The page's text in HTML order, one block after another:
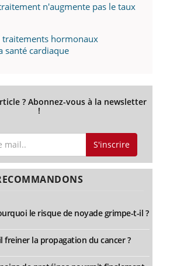
n'augmente pas le taux
traitements hormonaux
santé cardiaque
? Abonnez-vous à la newsletter
!
S'inscrire
le risque de noyade grimpe-t-il ?
freiner la propagation du cancer ?